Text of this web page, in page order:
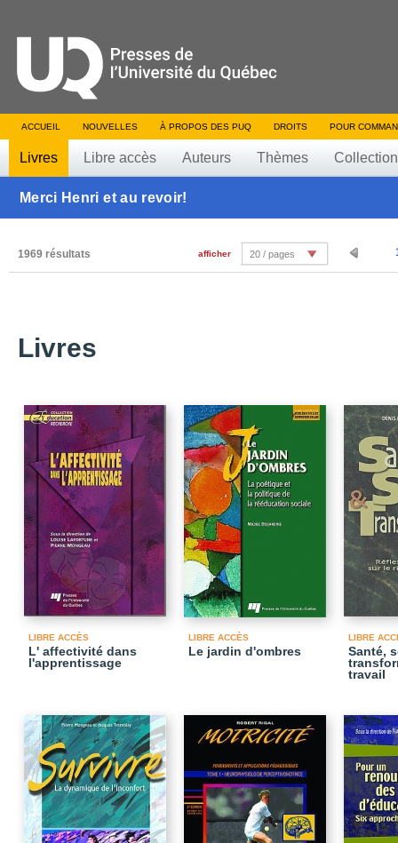
ACCUEIL NOUVELLES À PROPOS DES PUQ DROITS POUR
Livres Libre accès Auteurs Thèmes
Merci Henri et au revoir!
1969 résultats afficher 20 / pages
Livres
LIBRE ACCÈS
L' affectivité dans
l'apprentissage
LIBRE ACCÈS
Le jardin d'ombres
LIBRE
Santé,
travail